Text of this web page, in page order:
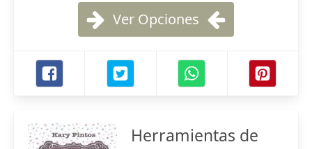
Ver Opciones
Herramientas de